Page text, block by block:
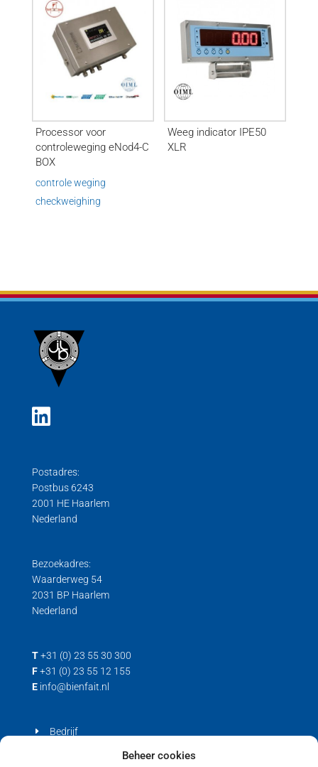
Beheer cookies
Processor voor
controleweging eNod4-C
BOX
controle weging
checkweighing
Weeg indicator IPE50
XLR
Postadres:
Postbus 6243
2001 HE Haarlem
Nederland
Bezoekadres:
Waarderweg 54
2031 BP Haarlem
Nederland
T +31 (0) 23 55 30 300
F +31 (0) 23 55 12 155
E info@bienfait.nl
Bedrijf